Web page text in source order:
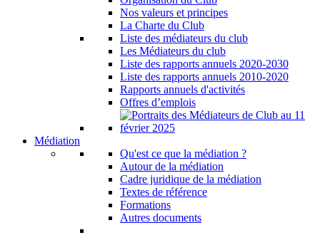
Nos valeurs et principes
La Charte du Club
Liste des médiateurs du club
Les Médiateurs du club
Liste des rapports annuels 2020-2030
Liste des rapports annuels 2010-2020
Rapports annuels d'activités
Offres d’emplois
Médiation
Qu'est ce que la médiation ?
Autour de la médiation
Cadre juridique de la médiation
Textes de référence
Formations
Autres documents